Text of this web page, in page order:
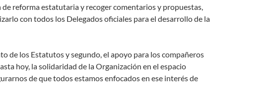
reforma estatutaria y recoger comentarios y propuestas,
con todos los Delegados oficiales para el desarrollo de la
de los Estatutos y segundo, el apoyo para los compañeros
hoy, la solidaridad de la Organización en el espacio
de que todos estamos enfocados en ese interés de